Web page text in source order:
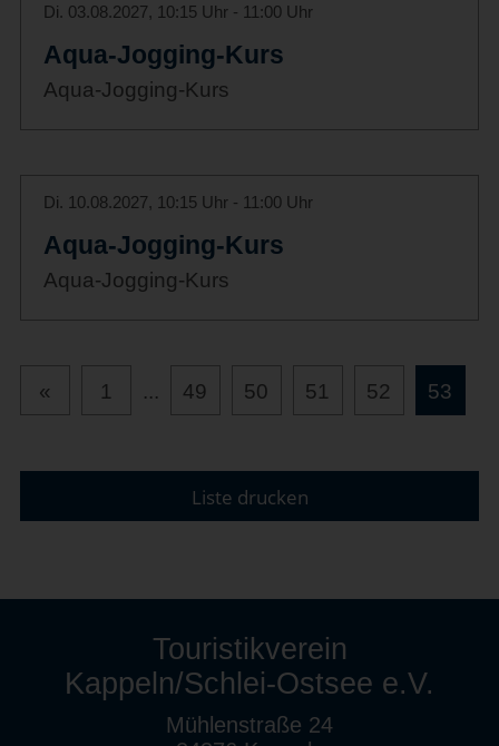
Di. 03.08.2027, 10:15 Uhr - 11:00 Uhr
Aqua-Jogging-Kurs
Aqua-Jogging-Kurs
Di. 10.08.2027, 10:15 Uhr - 11:00 Uhr
Aqua-Jogging-Kurs
Aqua-Jogging-Kurs
« 1 ... 49 50 51 52 53
Liste drucken
Touristikverein
Kappeln/Schlei-Ostsee e.V.
Mühlenstraße 24